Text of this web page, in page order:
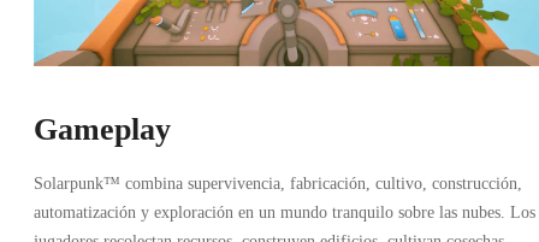
Gameplay
Solarpunk™ combina supervivencia, fabricación, cultivo, construcción,
automatización y exploración en un mundo tranquilo sobre las nubes. Los